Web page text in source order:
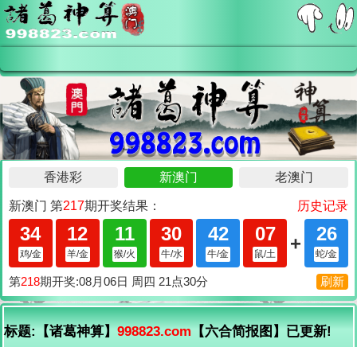
标题:【诸葛神算】 998823.com 【六合简报图】已更新!